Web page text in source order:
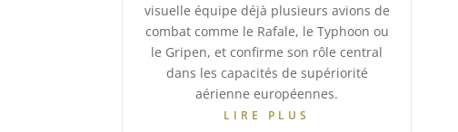
visuelle équipe déjà plusieurs avions de
combat comme le Rafale, le Typhoon ou
le Gripen, et confirme son rôle central
dans les capacités de supériorité
aérienne européennes.
LIRE PLUS